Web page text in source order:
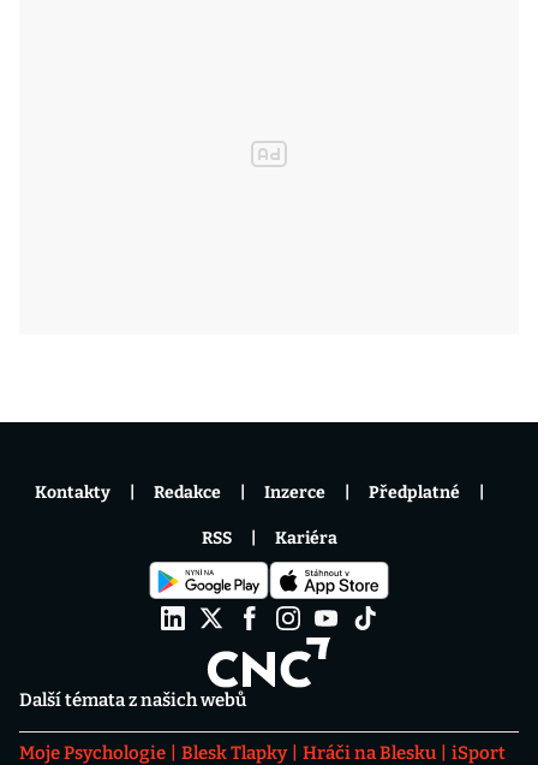
Další témata z našich webů
Moje Psychologie Blesk Tlapky Hráči na Blesku
iSport
Kontakty Redakce Inzerce Předplatné
RSS Kariéra